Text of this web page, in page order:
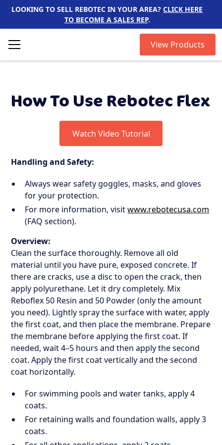
LOOKING TO SELL REBOTEC IN YOUR AREA? CLICK HERE
TO BECOME A SALES REP.
View Products
How To Use Rebotec Flex
Watch Video Tutorial
Handling and Safety:
Always wear safety goggles, masks, and gloves
for your protection.
For more information, visitwww.rebotecusa.com
(FAQ section).
Overview:
Clean the surface thoroughly. Remove all old
material until you have pure, exposed concrete. If
there are cracks, use a disc to open the crack, then
apply polyurethane. Let it dry completely. Mix
Reboflex 50 Resin and 50 Powder (only the amount
you need). Lightly spray the surface with water, apply
the first coat, and then place the membrane. Prepare
the membrane before applying the first coat. If
needed, wait 4–5 hours and then apply the second
coat. Apply the first coat vertically and the second
coat horizontally.
For swimming pools and water tanks, apply 4
coats.
For retaining walls and foundation walls, apply 3
coats.